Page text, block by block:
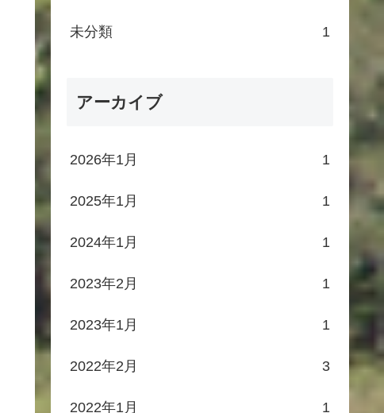
未分類 1
アーカイブ
2026年1月 1
2025年1月 1
2024年1月 1
2023年2月 1
2023年1月 1
2022年2月 3
2022年1月 1